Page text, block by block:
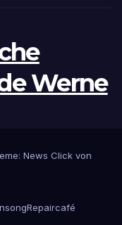
Werne
News Click von
Repaircafé